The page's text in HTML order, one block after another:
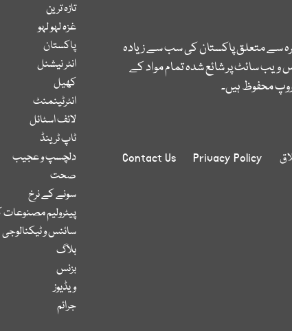
سے متعلق پاکستان کی سب سے زیادہ
سائٹ پر شائع شدہ تمام مواد کے
محفوظ ہیں۔
Privacy Policy
Contact Us
تازہ ترین
غزہ لہو لہو
پاکستان
انٹر نیشنل
کھیل
انٹرٹینمنٹ
لائف اسٹائل
ٹاپ ٹرینڈ
دلچسپ و عجیب
صحت
سونے کے نرخ
پیٹرولیم
سائنس و ٹیکنالوجی
بلاگ
بزنس
ویڈیوز
جرائم